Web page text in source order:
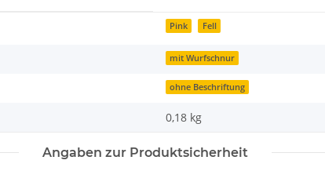
Pink Fell
mit Wurfschnur
ohne Beschriftung
0,18 kg
Angaben zur Produktsicherheit